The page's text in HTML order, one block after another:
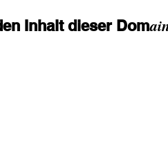
Inhalt dieser Dom